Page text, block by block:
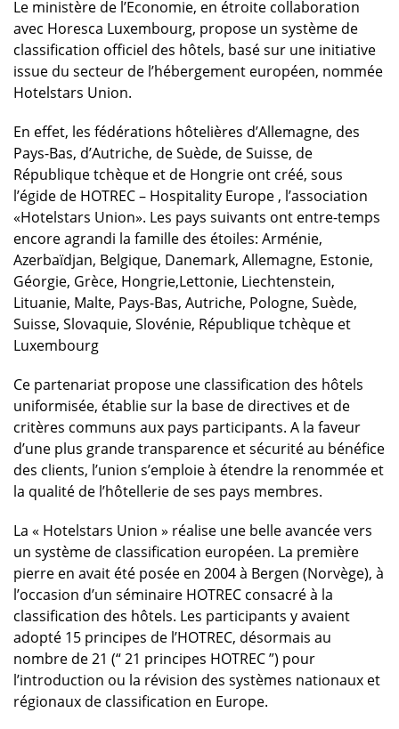
Le ministère de l’Economie, en étroite collaboration
avec Horesca Luxembourg, propose un système de
classification officiel des hôtels, basé sur une initiative
issue du secteur de l’hébergement européen, nommée
Hotelstars Union.
En effet, les fédérations hôtelières d’Allemagne, des
Pays-Bas, d’Autriche, de Suède, de Suisse, de
République tchèque et de Hongrie ont créé, sous
l’égide de HOTREC – Hospitality Europe , l’association
«Hotelstars Union». Les pays suivants ont entre-temps
encore agrandi la famille des étoiles: Arménie,
Azerbaïdjan, Belgique, Danemark, Allemagne, Estonie,
Géorgie, Grèce, Hongrie,Lettonie, Liechtenstein,
Lituanie, Malte, Pays-Bas, Autriche, Pologne, Suède,
Suisse, Slovaquie, Slovénie, République tchèque et
Luxembourg
Ce partenariat propose une classification des hôtels
uniformisée, établie sur la base de directives et de
critères communs aux pays participants. A la faveur
d’une plus grande transparence et sécurité au bénéfice
des clients, l’union s’emploie à étendre la renommée et
la qualité de l’hôtellerie de ses pays membres.
La « Hotelstars Union » réalise une belle avancée vers
un système de classification européen. La première
pierre en avait été posée en 2004 à Bergen (Norvège), à
l’occasion d’un séminaire HOTREC consacré à la
classification des hôtels. Les participants y avaient
adopté 15 principes de l’HOTREC, désormais au
nombre de 21 (“ 21 principes HOTREC ”) pour
l’introduction ou la révision des systèmes nationaux et
régionaux de classification en Europe.